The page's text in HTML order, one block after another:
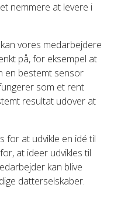
nemmere at levere i
vores medarbejdere
på, for eksempel at
en bestemt sensor
som et rent
resultat udover at
for at udvikle en idé til
at ideer udvikles til
kan blive
datterselskaber.